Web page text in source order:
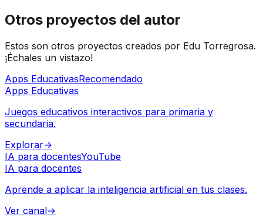
Otros proyectos del autor
Estos son otros proyectos creados por Edu Torregrosa.
¡Échales un vistazo!
Apps EducativasRecomendado
Apps Educativas
Juegos educativos interactivos para primaria y
secundaria.
Explorar→
IA para docentesYouTube
IA para docentes
Aprende a aplicar la inteligencia artificial en tus clases.
Ver canal→